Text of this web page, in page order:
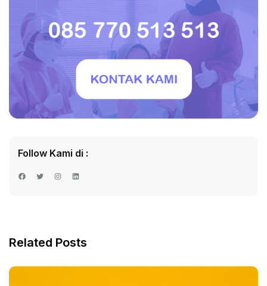
Follow Kami di :
Facebook
TwitterInstagram
Related Posts